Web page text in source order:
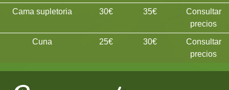
Cama supletoria 30€ 35€
Consultar
precios
Cuna 25€ 30€
Consultar
precios